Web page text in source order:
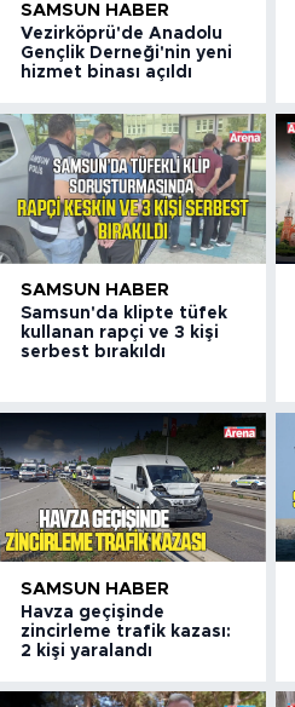
SAMSUN HABER
Vezirköprü'de Anadolu
Gençlik Derneği'nin yeni
hizmet binası açıldı
SAMSUN HABER
Samsun'da klipte tüfek
kullanan rapçi ve 3 kişi
serbest bırakıldı
SAMSUN HABER
Havza geçişinde
zincirleme trafik kazası:
2 kişi yaralandı